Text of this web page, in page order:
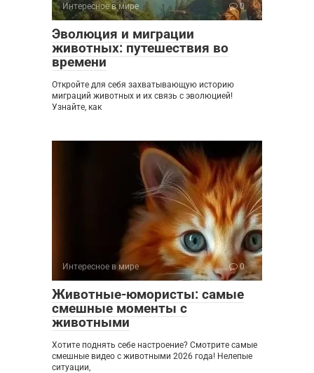
Интересное в мире 0
Эволюция и миграции
животных: путешествия во
времени
Откройте для себя захватывающую историю
миграций животных и их связь с эволюцией!
Узнайте, как
Интересное в мире 0
Животные-юмористы: самые
смешные моменты с
животными
Хотите поднять себе настроение? Смотрите самые
смешные видео с животными 2026 года! Нелепые
ситуации,